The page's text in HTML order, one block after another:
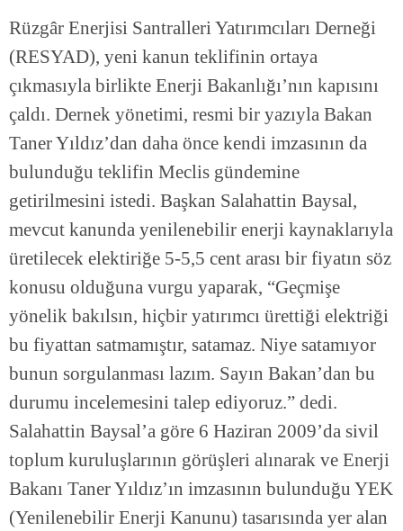
Rüzgâr Enerjisi Santralleri Yatırımcıları Derneği
(RESYAD), yeni kanun teklifinin ortaya
çıkmasıyla birlikte Enerji Bakanlığı’nın kapısını
çaldı. Dernek yönetimi, resmi bir yazıyla Bakan
Taner Yıldız’dan daha önce kendi imzasının da
bulunduğu teklifin Meclis gündemine
getirilmesini istedi. Başkan Salahattin Baysal,
mevcut kanunda yenilenebilir enerji kaynaklarıyla
üretilecek elektiriğe 5-5,5 cent arası bir fiyatın söz
konusu olduğuna vurgu yaparak, “Geçmişe
yönelik bakılsın, hiçbir yatırımcı ürettiği elektriği
bu fiyattan satmamıştır, satamaz. Niye satamıyor
bunun sorgulanması lazım. Sayın Bakan’dan bu
durumu incelemesini talep ediyoruz.” dedi.
Salahattin Baysal’a göre 6 Haziran 2009’da sivil
toplum kuruluşlarının görüşleri alınarak ve Enerji
Bakanı Taner Yıldız’ın imzasının bulunduğu YEK
(Yenilenebilir Enerji Kanunu) tasarısında yer alan